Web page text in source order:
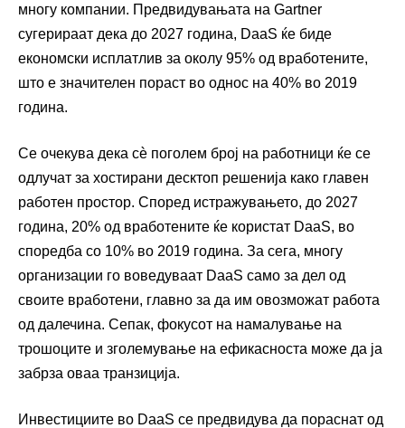
многу компании. Предвидувањата на Gartner
сугерираат дека до 2027 година, DaaS ќе биде
економски исплатлив за околу 95% од вработените,
што е значителен пораст во однос на 40% во 2019
година.
Се очекува дека сѐ поголем број на работници ќе се
одлучат за хостирани десктоп решенија како главен
работен простор. Според истражувањето, до 2027
година, 20% од вработените ќе користат DaaS, во
споредба со 10% во 2019 година. За сега, многу
организации го воведуваат DaaS само за дел од
своите вработени, главно за да им овозможат работа
од далечина. Сепак, фокусот на намалување на
трошоците и зголемување на ефикасноста може да ја
забрза оваа транзиција.
Инвестициите во DaaS се предвидува да пораснат од